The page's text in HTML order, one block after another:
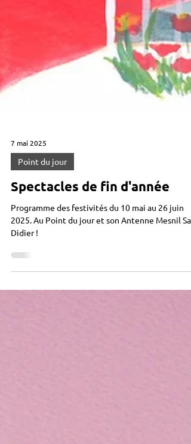
7 mai 2025
Point du jour
Spectacles de fin d'année
Programme des festivités du 10 mai au 26 juin
2025. Au Point du jour et son Antenne Mesnil